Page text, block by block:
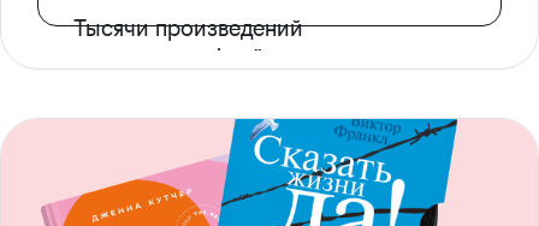
Тысячи произведений
с доступом офлайн